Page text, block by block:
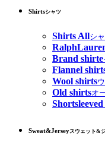
Shirtsシャツ
Shirts Allシ
Brand shirte
Flannel
Wool shirts
Old shirtsオ
Sweat&Jerseyスウェット&